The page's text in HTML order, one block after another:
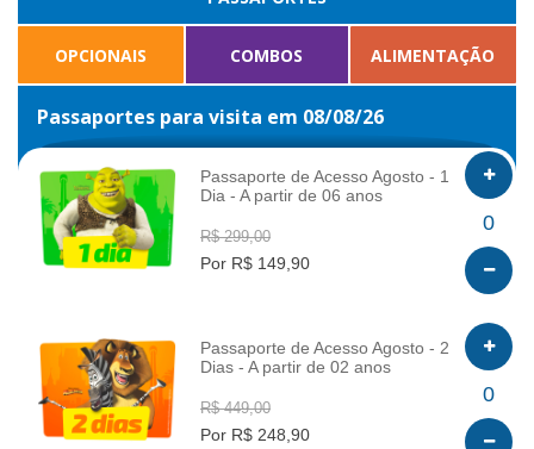
OPCIONAIS COMBOS ALIMENTAÇÃO
Passaportes para visita em 08/08/26
INFO
Passaporte de Acesso Agosto - 1
Dia - A partir de 06 anos
R$ 299,00
Por R$ 149,90
0
INFO
Passaporte de Acesso Agosto - 2
Dias - A partir de 02 anos
R$ 449,00
Por R$ 248,90
0